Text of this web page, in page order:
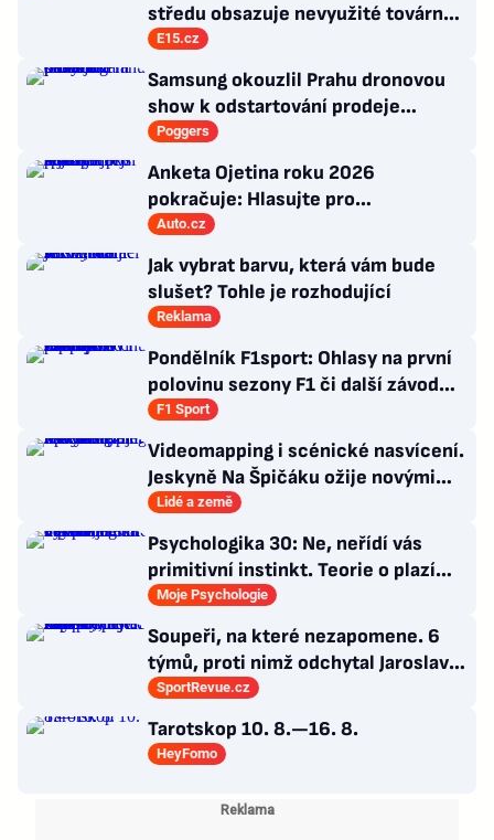
středu obsazuje nevyužité továrny
evropských rivalů
E15.cz
Samsung okouzlil Prahu dronovou
show k odstartování prodeje
nových produktů
Poggers
Anketa Ojetina roku 2026
pokračuje: Hlasujte pro
nejúspornější spalovací auto!
Auto.cz
Jak vybrat barvu, která vám bude
slušet? Tohle je rozhodující
Reklama
Pondělník F1sport: Ohlasy na první
polovinu sezony F1 či další závod
Romana Staňka v Japonsku
F1 Sport
Videomapping i scénické nasvícení.
Jeskyně Na Špičáku ožije novými
technologiemi
Lidé a země
Psychologika 30: Ne, neřídí vás
primitivní instinkt. Teorie o plazím
mozku jen dokonalá výmluva
Moje Psychologie
Soupeři, na které nezapomene. 6
týmů, proti nimž odchytal Jaroslav
Drobný nejvíc zápasů v kariéře
SportRevue.cz
Tarotskop 10. 8.—16. 8.
HeyFomo